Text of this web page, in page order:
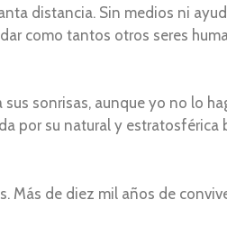
distancia. Sin medios ni
como tantos otros seres
sonrisas, aunque yo no lo
por su natural y estratosférica
Más de diez mil años de